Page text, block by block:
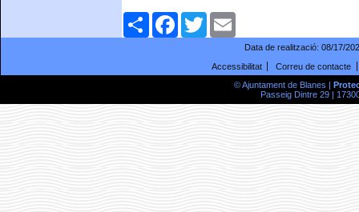
ComparteixFacebookTwitter
Data de realització: 08/17/
Accessibilitat
Correu de contacte
© Ajuntament de Blanes |
Passeig Dintre 29 |